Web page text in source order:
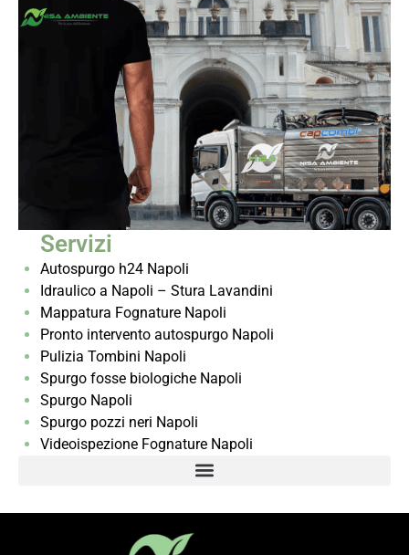
Servizi
Autospurgo h24 Napoli
Idraulico a Napoli – Stura Lavandini
Mappatura Fognature Napoli
Pronto intervento autospurgo Napoli
Pulizia Tombini Napoli
Spurgo fosse biologiche Napoli
Spurgo Napoli
Spurgo pozzi neri Napoli
Videoispezione Fognature Napoli